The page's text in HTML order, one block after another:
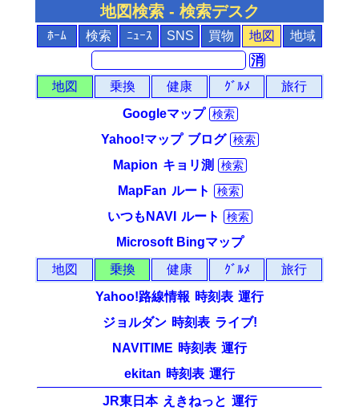
地図検索 - 検索デスク
ﾎｰﾑ 検索 ﾆｭｰｽ SNS 買物 地図
地域
消
地図
乗換 健康 ｸﾞﾙﾒ
旅行
Googleマップ 検索
Yahoo!マップ ブログ 検索
Mapion キョリ測 検索
MapFan ルート 検索
いつもNAVI ルート 検索
Microsoft Bingマップ
地図
乗換 健康 ｸﾞﾙﾒ
旅行
Yahoo!路線情報 時刻表 運行
ジョルダン 時刻表 ライブ!
NAVITIME 時刻表 運行
ekitan 時刻表 運行
JR東日本 えきねっと 運行